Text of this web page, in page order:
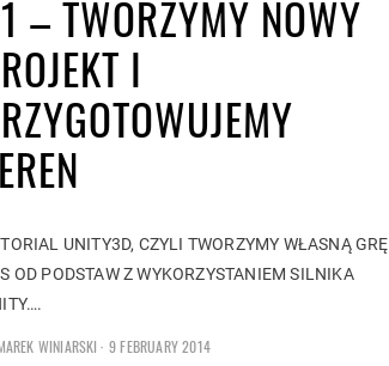
– TWORZYMY NOWY
I
UNITY3D, CZYLI TWORZYMY WŁASNĄ GRĘ
OD PODSTAW Z WYKORZYSTANIEM SILNIKA
WINIARSKI
POSTED
9 FEBRUARY 2014